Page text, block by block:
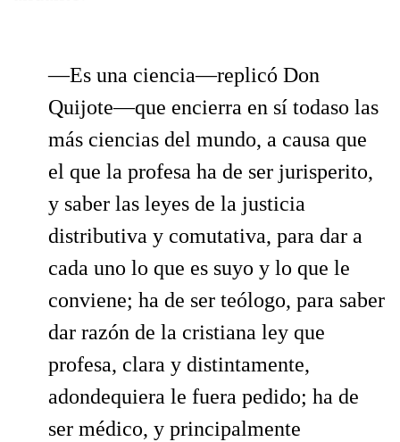
—Es una ciencia—replicó Don
Quijote—que encierra en sí todaso las
más ciencias del mundo, a causa que
el que la profesa ha de ser jurisperito,
y saber las leyes de la justicia
distributiva y comutativa, para dar a
cada uno lo que es suyo y lo que le
conviene; ha de ser teólogo, para saber
dar razón de la cristiana ley que
profesa, clara y distintamente,
adondequiera le fuera pedido; ha de
ser médico, y principalmente